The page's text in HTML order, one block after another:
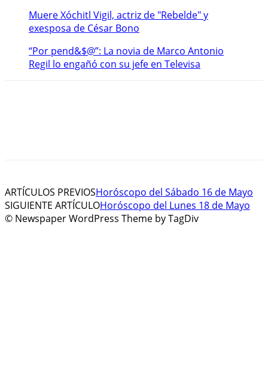
Muere Xóchitl Vigil, actriz de "Rebelde" y
exesposa de César Bono
“Por pend&$@”: La novia de Marco Antonio
Regil lo engañó con su jefe en Televisa
ARTÍCULOS PREVIOSHoróscopo del Sábado 16 de Mayo
SIGUIENTE ARTÍCULOHoróscopo del Lunes 18 de Mayo
© Newspaper WordPress Theme by TagDiv